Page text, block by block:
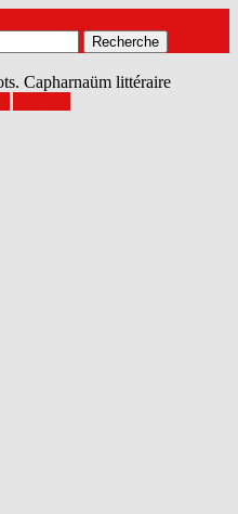
Capharnaüm littéraire